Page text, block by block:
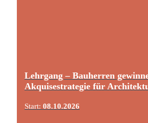
Lehrgang – Bauherren
Akquisestrategie für
Start: 08.10.2026